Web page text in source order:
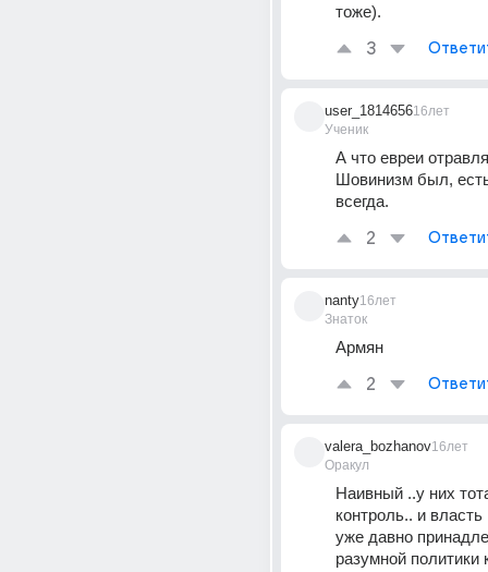
тоже).
3
user_1814656
Ученик
16лет
А что евреи
Шовинизм был,
всегда.
2
nanty
Знаток
16лет
Армян
2
valera_bozhanov
Оракул
16лет
Наивный ..у них
контроль.. и власть
уже давно
разумной политики